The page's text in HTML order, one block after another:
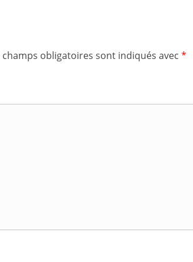
champs obligatoires sont indiqués avec *